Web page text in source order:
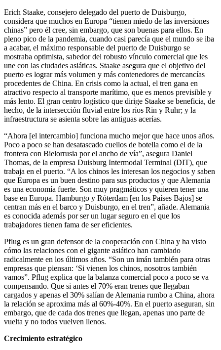
Erich Staake, consejero delegado del puerto de Duisburgo,
considera que muchos en Europa “tienen miedo de las inversiones
chinas” pero él cree, sin embargo, que son buenas para ellos. En
pleno pico de la pandemia, cuando casi parecía que el mundo se iba
a acabar, el máximo responsable del puerto de Duisburgo se
mostraba optimista, sabedor del robusto vínculo comercial que les
une con las ciudades asiáticas. Staake asegura que el objetivo del
puerto es lograr más volumen y más contenedores de mercancías
procedentes de China. En crisis como la actual, el tren gana en
atractivo respecto al transporte marítimo, que es menos previsible y
más lento. El gran centro logístico que dirige Staake se beneficia, de
hecho, de la intersección fluvial entre los ríos Rin y Ruhr; y la
infraestructura se asienta sobre las antiguas acerías.
“Ahora [el intercambio] funciona mucho mejor que hace unos años.
Poco a poco se han desatascado cuellos de botella como el de la
frontera con Bielorrusia por el ancho de vía”, asegura Daniel
Thomas, de la empresa Duisburg Intermodal Terminal (DIT), que
trabaja en el puerto. “A los chinos les interesan los negocios y saben
que Europa es un buen destino para sus productos y que Alemania
es una economía fuerte. Son muy pragmáticos y quieren tener una
base en Europa. Hamburgo y Róterdam [en los Países Bajos] se
centran más en el barco y Duisburgo, en el tren”, añade. Alemania
es conocida además por ser un lugar seguro en el que los
trabajadores tienen fama de ser eficientes.
Pflug es un gran defensor de la cooperación con China y ha visto
cómo las relaciones con el gigante asiático han cambiado
radicalmente en los últimos años. “Son un imán también para otras
empresas que piensan: ‘Si vienen los chinos, nosotros también
vamos”. Pflug explica que la balanza comercial poco a poco se va
compensando. Que si antes el 70% eran trenes que llegaban
cargados y apenas el 30% salían de Alemania rumbo a China, ahora
la relación se aproxima más al 60%-40%. En el puerto aseguran, sin
embargo, que de cada dos trenes que llegan, apenas uno parte de
vuelta y no todos vuelven llenos.
Crecimiento estratégico